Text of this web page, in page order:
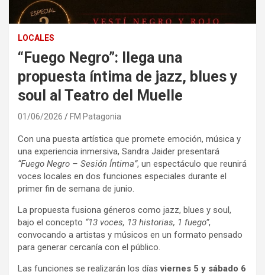
LOCALES
“Fuego Negro”: llega una
propuesta íntima de jazz, blues y
soul al Teatro del Muelle
01/06/2026 FM Patagonia
Con una puesta artística que promete emoción, música y
una experiencia inmersiva, Sandra Jaider presentará
“Fuego Negro – Sesión Íntima”, un espectáculo que reunirá
voces locales en dos funciones especiales durante el
primer fin de semana de junio.
La propuesta fusiona géneros como jazz, blues y soul,
bajo el concepto “13 voces, 13 historias, 1 fuego”,
convocando a artistas y músicos en un formato pensado
para generar cercanía con el público.
Las funciones se realizarán los díasviernes 5 y sábado 6